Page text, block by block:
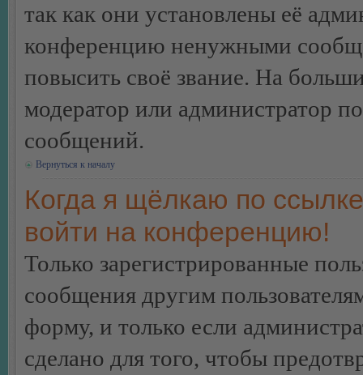
так как они установлены её
конференцию ненужными
повысить своё звание. На
модератор или администратор
сообщений.
Вернуться к началу
Когда я щёлкаю по
войти на конференцию!
Только зарегистрированные
сообщения другим
форму, и только если
сделано для того, чтобы